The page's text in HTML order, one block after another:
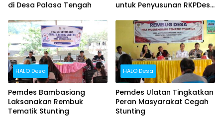
di Desa Palasa Tengah
untuk Penyusunan RKPDes
HALO Desa
Pemdes Bambasiang
Laksanakan Rembuk
Tematik Stunting
HALO Desa
Pemdes Ulatan Tingkatkan
Peran Masyarakat Cegah
Stunting